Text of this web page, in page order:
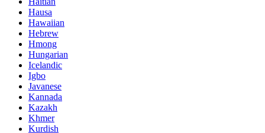
Hausa
Hawaiian
Hebrew
Hmong
Hungarian
Icelandic
Igbo
Javanese
Kannada
Kazakh
Khmer
Kurdish